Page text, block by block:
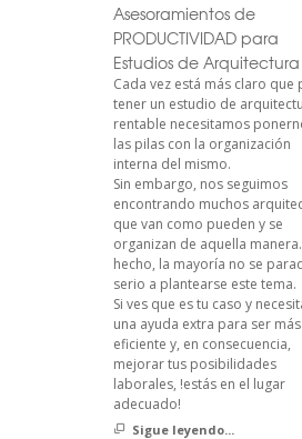
Asesoramientos de
PRODUCTIVIDAD para
Estudios de Arquitectura
Cada vez está más claro que
tener un estudio de
rentable necesitamos
las pilas con la organización
interna del mismo.
Sin embargo, nos seguimos
encontrando muchos
que van como pueden y se
organizan de aquella
hecho, la mayoría no se
serio a plantearse este tema.
Si ves que es tu caso y
una ayuda extra para ser más
eficiente y, en consecuencia,
mejorar tus posibilidades
laborales, !estás en el lugar
adecuado!
Sigue leyendo...